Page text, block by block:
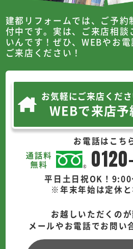
建都リフォームでは、ご予約
付中です。 実は、ご来店相談
いんです！ぜひ、WEBやお
ご来店ください！
お気軽にご来店くださ
WEBで来店予
お電話はこち
平日土日祝OK！
※年末年始は定休と
お越しいただくの
メールやお電話でお問い